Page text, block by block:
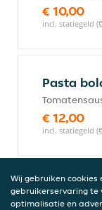
€ 10,00
incl. statiegeld
Pasta
€ 12,00
incl. statiegeld
Pasta
Wij gebruiken cookies
gebruikerservaring te
optimalisatie en